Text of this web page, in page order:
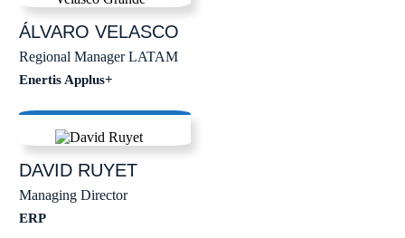
ÁLVARO VELASCO
Regional Manager LATAM
Enertis Applus+
DAVIDRUYET
Managing Director
ERP